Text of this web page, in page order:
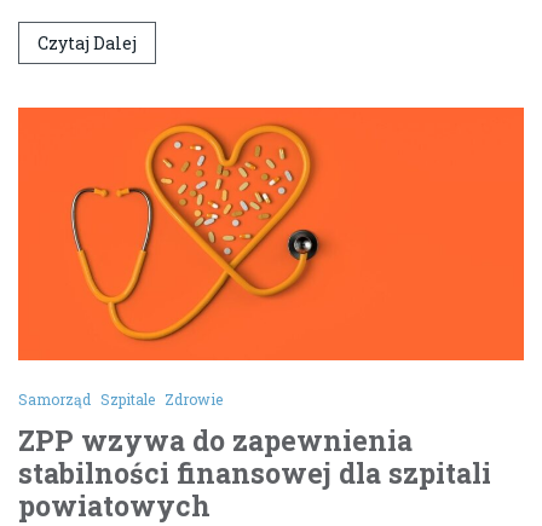
Czytaj Dalej
Samorząd Szpitale Zdrowie
ZPP wzywa do zapewnienia
stabilności finansowej dla szpitali
powiatowych